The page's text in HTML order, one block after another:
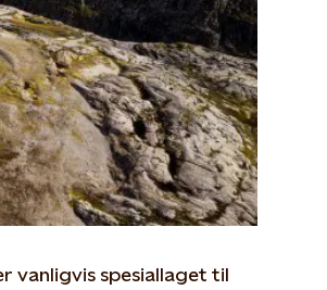
vanligvis spesiallaget til